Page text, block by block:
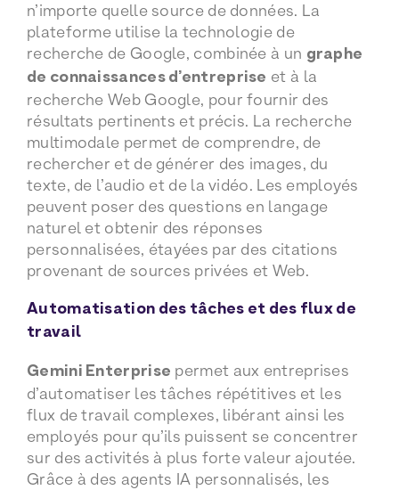
n’importe quelle source de données. La
plateforme utilise la technologie de
recherche de Google, combinée à un graphe
de connaissances d’entreprise et à la
recherche Web Google, pour fournir des
résultats pertinents et précis. La recherche
multimodale permet de comprendre, de
rechercher et de générer des images, du
texte, de l’audio et de la vidéo. Les employés
peuvent poser des questions en langage
naturel et obtenir des réponses
personnalisées, étayées par des citations
provenant de sources privées et Web.
Automatisation des tâches et des flux de
travail
Gemini Enterprise permet aux entreprises
d’automatiser les tâches répétitives et les
flux de travail complexes, libérant ainsi les
employés pour qu’ils puissent se concentrer
sur des activités à plus forte valeur ajoutée.
Grâce à des agents IA personnalisés, les